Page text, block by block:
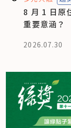
8 月 1 日原
重要意涵？
2026.07.30